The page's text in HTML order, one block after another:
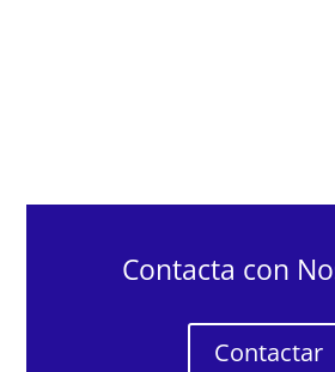
Contacta con
Contactar